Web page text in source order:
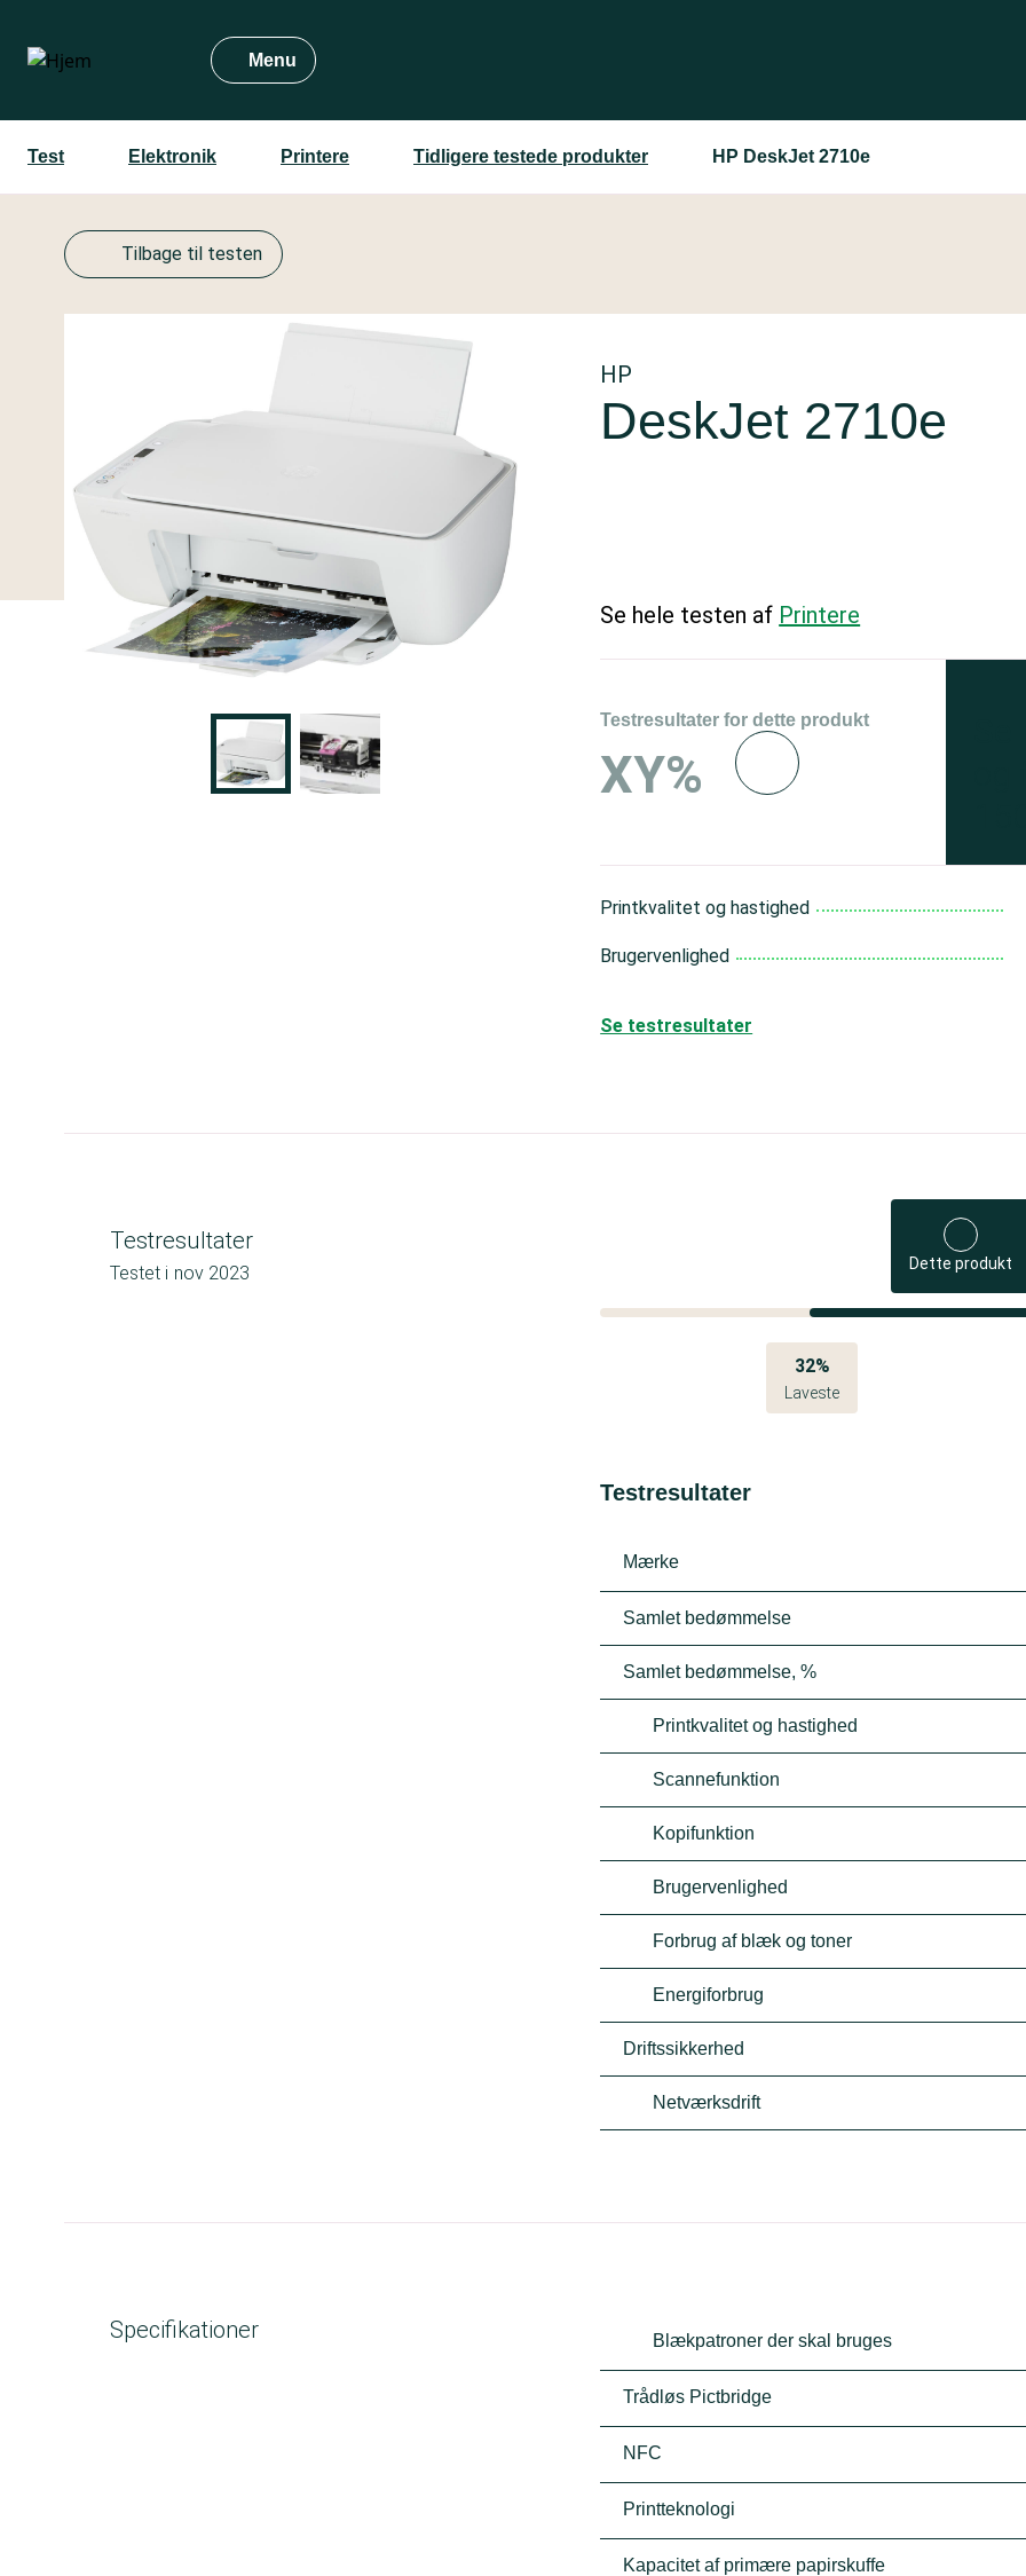
hovedindhold
Menu
Test Elektronik Printere Tidligere testede produkter HP DeskJet 2710e
Tilbage til testen
HP
DeskJet 2710e
Se hele testen af Printere
Testresultater for dette produkt
XY%
Printkvalitet og hastighed
Brugervenlighed
Se testresultater
Testresultater
Testet i nov 2023 Dette produkt
32%
Laveste
Testresultater
Mærke
Samlet bedømmelse
Samlet bedømmelse, %
Printkvalitet og hastighed
Scannefunktion
Kopifunktion
Brugervenlighed
Forbrug af blæk og toner
Energiforbrug
Driftssikkerhed
Netværksdrift
Specifikationer Blækpatroner der skal bruges
Trådløs Pictbridge
NFC
Printteknologi
Kapacitet af primære papirskuffe